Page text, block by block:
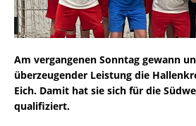
Am vergangenen Sonntag gewann
überzeugender Leistung die
Eich. Damit hat sie sich für die
qualifiziert.